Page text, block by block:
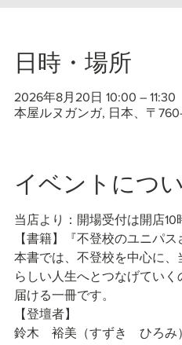
日時・場所
2026年8月20日 10:00 – 11:30
本屋ルヌガンガ, 日本、〒
イベントにつ
当店より：開場受付は開店
【書籍】『不登校のユニパ
本書では、不登校を中心に
らしい人生へとつなげてい
届ける一冊です。
【登壇者】
鈴木　裕美（すずき　ひろみ）